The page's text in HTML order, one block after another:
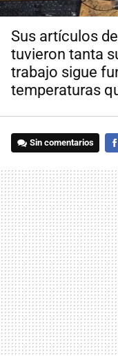
Sus artículos
tuvieron tanta
trabajo sigue
temperaturas
Sin comentarios